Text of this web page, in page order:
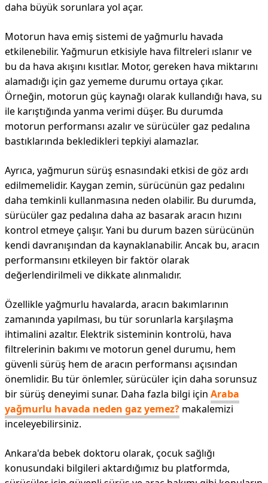
daha büyük sorunlara yol açar.
Motorun hava emiş sistemi de yağmurlu havada
etkilenebilir. Yağmurun etkisiyle hava filtreleri ıslanır ve
bu da hava akışını kısıtlar. Motor, gereken hava miktarını
alamadığı için gaz yememe durumu ortaya çıkar.
Örneğin, motorun güç kaynağı olarak kullandığı hava, su
ile karıştığında yanma verimi düşer. Bu durumda
motorun performansı azalır ve sürücüler gaz pedalına
bastıklarında bekledikleri tepkiyi alamazlar.
Ayrıca, yağmurun sürüş esnasındaki etkisi de göz ardı
edilmemelidir. Kaygan zemin, sürücünün gaz pedalını
daha temkinli kullanmasına neden olabilir. Bu durumda,
sürücüler gaz pedalına daha az basarak aracın hızını
kontrol etmeye çalışır. Yani bu durum bazen sürücünün
kendi davranışından da kaynaklanabilir. Ancak bu, aracın
performansını etkileyen bir faktör olarak
değerlendirilmeli ve dikkate alınmalıdır.
Özellikle yağmurlu havalarda, aracın bakımlarının
zamanında yapılması, bu tür sorunlarla karşılaşma
ihtimalini azaltır. Elektrik sisteminin kontrolü, hava
filtrelerinin bakımı ve motorun genel durumu, hem
güvenli sürüş hem de aracın performansı açısından
önemlidir. Bu tür önlemler, sürücüler için daha sorunsuz
bir sürüş deneyimi sunar. Daha fazla bilgi için Araba
yağmurlu havada neden gaz yemez? makalemizi
inceleyebilirsiniz.
Ankara'da bebek doktoru olarak, çocuk sağlığı
konusundaki bilgileri aktardığımız bu platformda,